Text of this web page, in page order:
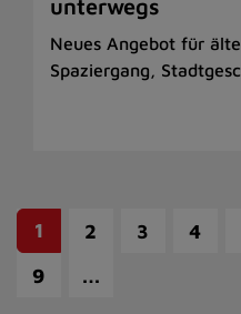
unterwegs
Neues Angebot für
Spaziergang,
1 2 3 4
9
…